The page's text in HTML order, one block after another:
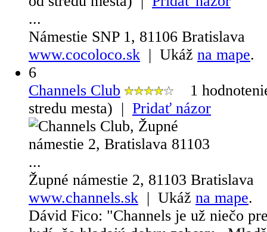
...
Námestie SNP 1, 81106 Bratislava
www.cocoloco.sk | Ukáž na mape.
6
Channels Club
1
stredu mesta) | Pridať názor
...
Župné námestie 2, 81103 Bratislava
www.channels.sk | Ukáž na mape.
Dávid Fico: "Channels je už niečo